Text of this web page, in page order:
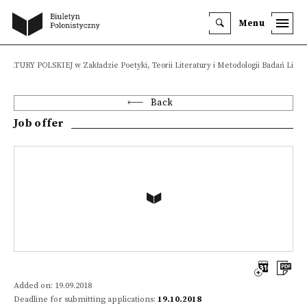
Menu
POLSKIEJ w Zakładzie Poetyki, Teorii Literatury i Metodologii Badań
Back
Job offer
Added on: 19.09.2018
Deadline for submitting applications: 19.10.2018